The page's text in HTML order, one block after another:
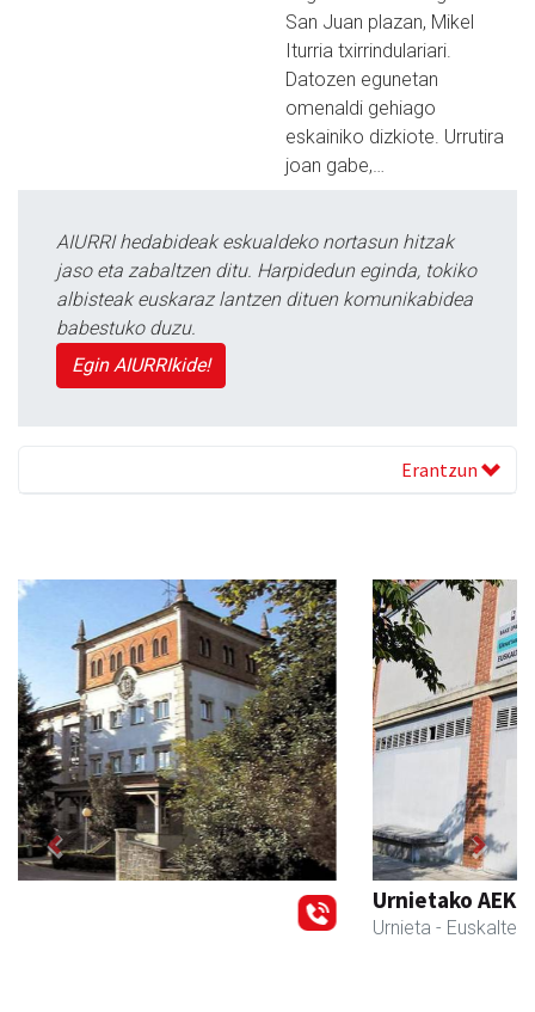
San Juan plazan, Mikel
Iturria txirrindulariari.
Datozen egunetan
omenaldi gehiago
eskainiko dizkiote. Urrutira
joan gabe,…
AIURRI hedabideak eskualdeko nortasun hitzak
jaso eta zabaltzen ditu. Harpidedun eginda, tokiko
albisteak euskaraz lantzen dituen komunikabidea
babestuko duzu.
Egin AIURRIkide!
Erantzun
Previous Next